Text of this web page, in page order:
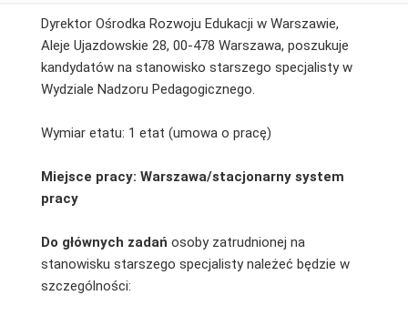
Dyrektor Ośrodka Rozwoju Edukacji w Warszawie,
Aleje Ujazdowskie 28, 00-478 Warszawa, poszukuje
kandydatów na stanowisko starszego specjalisty w
Wydziale Nadzoru Pedagogicznego.
Wymiar etatu: 1 etat (umowa o pracę)
Miejsce pracy: Warszawa/stacjonarny system
pracy
Do głównych zadań osoby zatrudnionej na
stanowisku starszego specjalisty należeć będzie w
szczególności: